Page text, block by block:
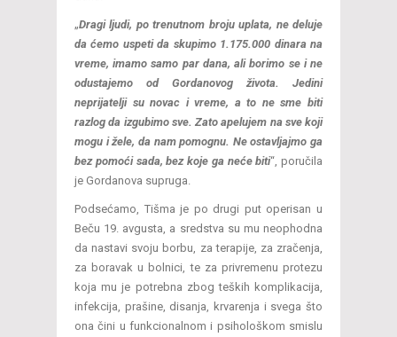
„Dragi ljudi, po trenutnom broju uplata, ne deluje
da ćemo uspeti da skupimo 1.175.000 dinara na
vreme, imamo samo par dana, ali borimo se i ne
odustajemo od Gordanovog života. Jedini
neprijatelji su novac i vreme, a to ne sme biti
razlog da izgubimo sve. Zato apelujem na sve koji
mogu i žele, da nam pomognu. Ne ostavljajmo ga
bezpomoći sada, bez koje ga neće biti“, poručila
je Gordanova supruga.
Podsećamo, Tišma je po drugi put operisan u
Beču 19. avgusta, a sredstva su mu neophodna
da nastavi svoju borbu, za terapije, za zračenja,
za boravak u bolnici, te za privremenu protezu
koja mu je potrebna zbog teških komplikacija,
infekcija, prašine, disanja, krvarenja i svega što
ona čini u funkcionalnom i psihološkom smislu